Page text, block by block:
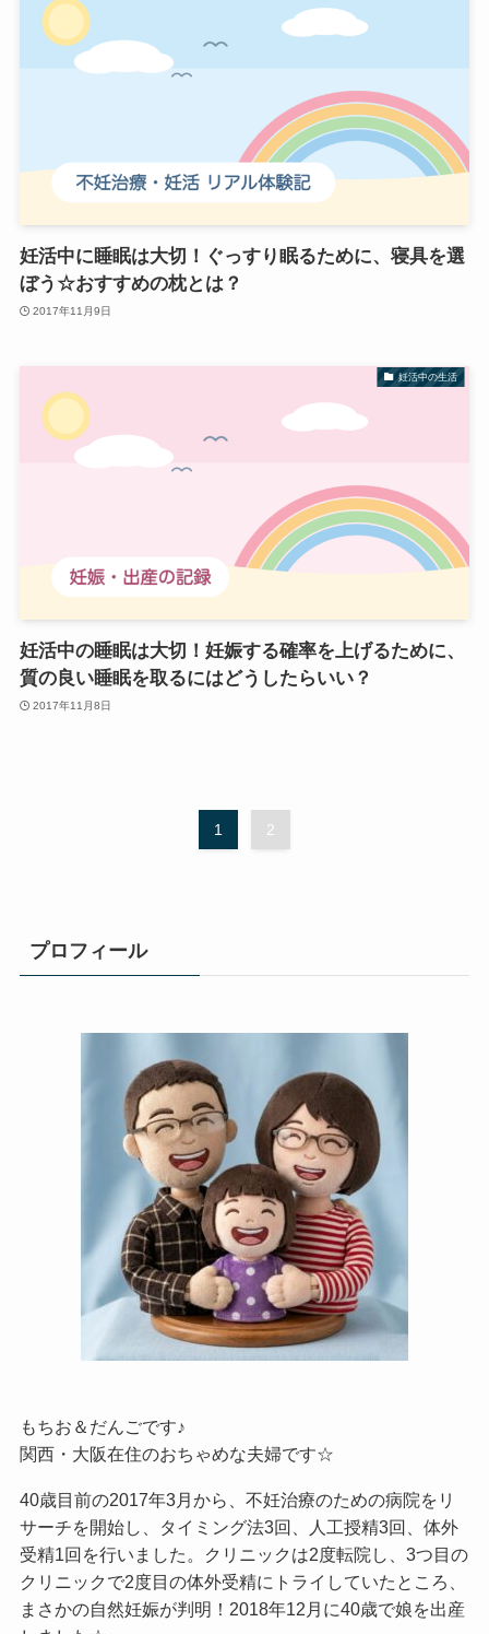
妊活中に睡眠は大切！ぐっすり眠るために、寝具を選
ぼう☆おすすめの枕とは？
2017年11月9日
妊活中の生活
妊活中の睡眠は大切！妊娠する確率を上げるために、
質の良い睡眠を取るにはどうしたらいい？
2017年11月8日
1 2
プロフィール
もちお＆だんごです♪
関西・大阪在住のおちゃめな夫婦です☆
40歳目前の2017年3月から、不妊治療のための病院をリ
サーチを開始し、タイミング法3回、人工授精3回、体外
受精1回を行いました。クリニックは2度転院し、3つ目の
クリニックで2度目の体外受精にトライしていたところ、
まさかの自然妊娠が判明！2018年12月に40歳で娘を出産